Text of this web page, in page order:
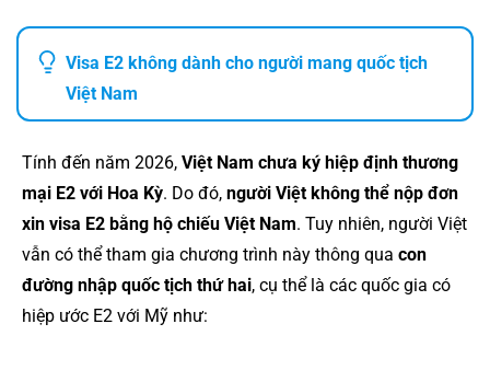
Visa E2 không dành cho người mang quốc tịch
Việt Nam
Tính đến năm 2026, Việt Nam chưa ký hiệp định thương
mại E2 với Hoa Kỳ. Do đó, người Việt không thể nộp đơn
xin visa E2 bằng hộ chiếu Việt Nam. Tuy nhiên, người Việt
vẫn có thể tham gia chương trình này thông qua con
đường nhập quốc tịch thứ hai, cụ thể là các quốc gia có
hiệp ước E2 với Mỹ như: